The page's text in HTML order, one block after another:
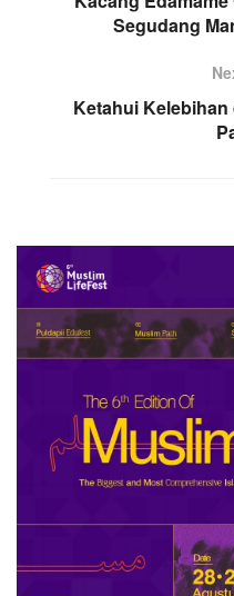
Segudang
Ketahui